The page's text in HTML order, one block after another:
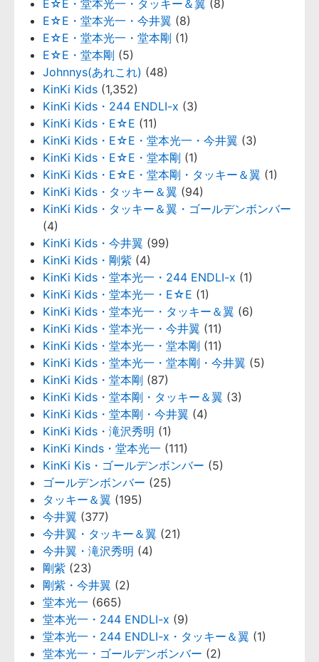
E☆E・堂本光一・タッキー＆翼 (8)
E☆E・堂本光一・今井翼 (8)
E☆E・堂本光一・堂本剛 (1)
E☆E・堂本剛 (5)
Johnnys(あれこれ) (48)
KinKi Kids (1,352)
KinKi Kids・244 ENDLI-x (3)
KinKi Kids・E☆E (11)
KinKi Kids・E☆E・堂本光一・今井翼 (3)
KinKi Kids・E☆E・堂本剛 (1)
KinKi Kids・E☆E・堂本剛・タッキー＆翼 (1)
KinKi Kids・タッキー＆翼 (94)
KinKi Kids・タッキー＆翼・ゴールデンボンバー
(4)
KinKi Kids・今井翼 (99)
KinKi Kids・剛紫 (4)
KinKi Kids・堂本光一・244 ENDLI-x (1)
KinKi Kids・堂本光一・E☆E (1)
KinKi Kids・堂本光一・タッキー＆翼 (6)
KinKi Kids・堂本光一・今井翼 (11)
KinKi Kids・堂本光一・堂本剛 (11)
KinKi Kids・堂本光一・堂本剛・今井翼 (5)
KinKi Kids・堂本剛 (87)
KinKi Kids・堂本剛・タッキー＆翼 (3)
KinKi Kids・堂本剛・今井翼 (4)
KinKi Kids・滝沢秀明 (1)
KinKi Kinds・堂本光一 (111)
KinKi Kis・ゴールデンボンバー (5)
ゴールデンボンバー (25)
タッキー＆翼 (195)
今井翼 (377)
今井翼・タッキー＆翼 (21)
今井翼・滝沢秀明 (4)
剛紫 (23)
剛紫・今井翼 (2)
堂本光一 (665)
堂本光一・244 ENDLI-x (9)
堂本光一・244 ENDLI-x・タッキー＆翼 (1)
堂本光一・ゴールデンボンバー (2)